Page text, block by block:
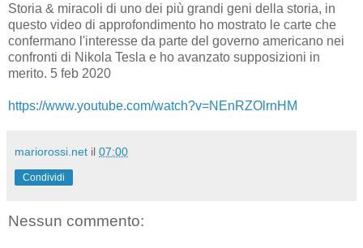
Storia & miracoli di uno dei più grandi geni della storia, in
questo video di approfondimento ho mostrato le carte che
confermano l'interesse da parte del governo americano nei
confronti di Nikola Tesla e ho avanzato supposizioni in
merito. 5 feb 2020
https://www.youtube.com/watch?v=NEnRZOlrnHM
mariorossi.net il 07:00
Condividi
Nessun commento: